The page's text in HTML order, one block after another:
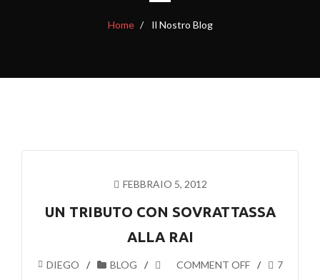
Home Il Nostro Blog
FEBBRAIO 5, 2012
UN TRIBUTO CON SOVRATTASSA
ALLA RAI
DIEGO BLOG COMMENT OFF 7